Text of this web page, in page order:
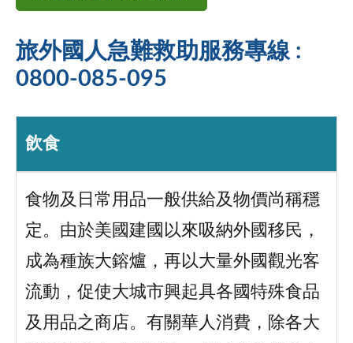
旅外國人急難救助服務專線 :
0800-085-095
飲食
食物及日常用品一般供給及物價尚稱穩
定。由於美國建國以來吸納外國移民，
成為種族大鎔爐，再以大量外國觀光客
流動，促使大城市興起具各國特殊食品
及用品之商店。有關華人消費，除各大